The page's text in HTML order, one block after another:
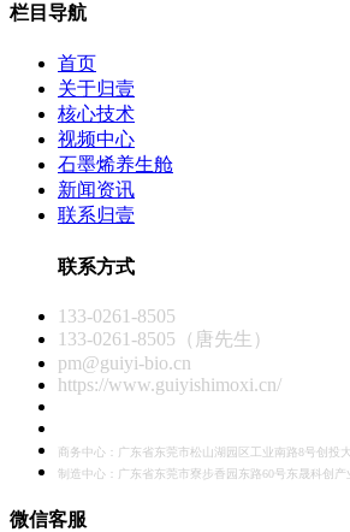
栏目导航
首页
关于归壹
核心技术
视频中心
石墨烯养生舱
新闻资讯
联系归壹
联系方式
133-0261-8505
133-0261-8505（唐先生）
pm@guiyi-bio.cn
https://www.guiyishimoxi.cn/
商务中心：广东省东莞市松山湖园区工业南路8号创投
制造中心：广东省东莞市寮步香园东路60号东晟科创产
微信客服